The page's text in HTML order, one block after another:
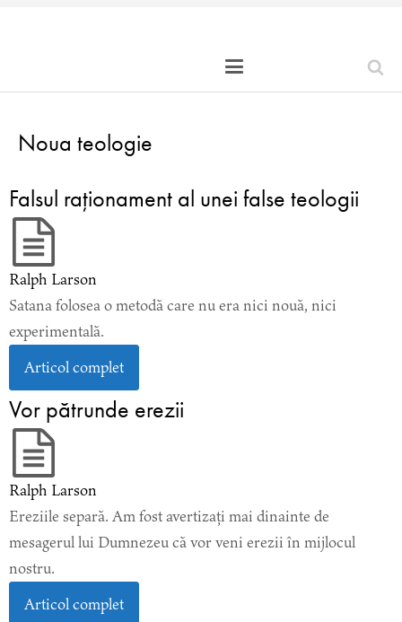
Noua teologie
Falsul raţionament al unei false teologii
Ralph Larson
Satana folosea o metodă care nu era nici nouă, nici
experimentală.
Articol complet
Vor pătrunde erezii
Ralph Larson
Ereziile separă. Am fost avertizați mai dinainte de
mesagerul lui Dumnezeu că vor veni erezii în mijlocul
nostru.
Articol complet